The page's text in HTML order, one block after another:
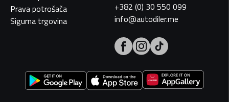
Prava potrošača
Sigurna trgovina
+382 (0) 30 550 099
info@autodiler.me